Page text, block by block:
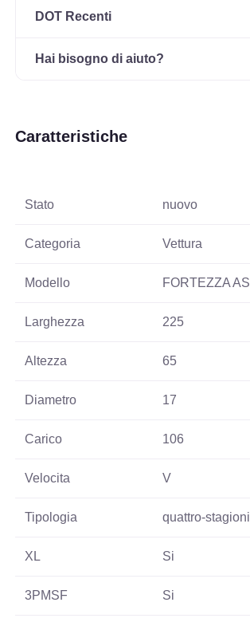
DOT Recenti
Hai bisogno di aiuto?
Caratteristiche
Stato nuovo
Categoria Vettura
Modello FORTEZZA AS
Larghezza 225
Altezza 65
Diametro 17
Carico 106
Velocita V
Tipologia quattro-stagioni
XL Si
3PMSF Si